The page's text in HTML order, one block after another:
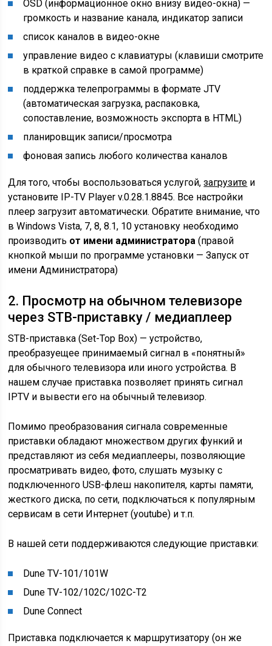
OSD (информационное окно внизу видео-окна) —
громкость и название канала, индикатор записи
список каналов в видео-окне
управление видео с клавиатуры (клавиши смотрите
в краткой справке в самой программе)
поддержка телепрограммы в формате JTV
(автоматическая загрузка, распаковка,
сопоставление, возможность экспорта в HTML)
планировщик записи/просмотра
фоновая запись любого количества каналов
Для того, чтобы воспользоваться услугой,загрузите и
установите IP-TV Player v.0.28.1.8845. Все настройки
плеер загрузит автоматически. Обратите внимание, что
в Windows Vista, 7, 8, 8.1, 10 установку необходимо
производить от имени администратора (правой
кнопкой мыши по программе установки — Запуск от
имени Администратора)
2. Просмотр на обычном телевизоре
через STB-приставку / медиаплеер
STB-приставка (Set-Top Box) — устройство,
преобразуещее принимаемый сигнал в «понятный»
для обычного телевизора или иного устройства. В
нашем случае приставка позволяет принять сигнал
IPTV и вывести его на обычный телевизор.
Помимо преобразования сигнала современные
приставки обладают множеством других функий и
представляют из себя медиаплееры, позволяющие
просматривать видео, фото, слушать музыку с
подключенного USB-флеш накопителя, карты памяти,
жесткого диска, по сети, подключаться к популярным
сервисам в сети Интернет (youtube) и т.п.
В нашей сети поддерживаются следующие приставки:
Dune TV-101/101W
Dune TV-102/102С/102С-T2
Dune Connect
Приставка подключается к маршрутизатору (он же